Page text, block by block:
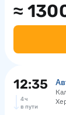
≈
12:35
4 ч
в пути